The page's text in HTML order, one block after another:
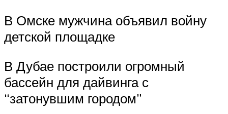
В Омске мужчина объявил войну
детской площадке
В Дубае построили огромный
бассейн для дайвинга с
“затонувшим городом”